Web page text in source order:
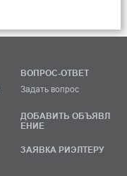
ВОПРОС-ОТВЕТ
Задать вопрос
ДОБАВИТЬ ОБЪЯВЛ
ЕНИЕ
ЗАЯВКА РИЭЛТЕРУ